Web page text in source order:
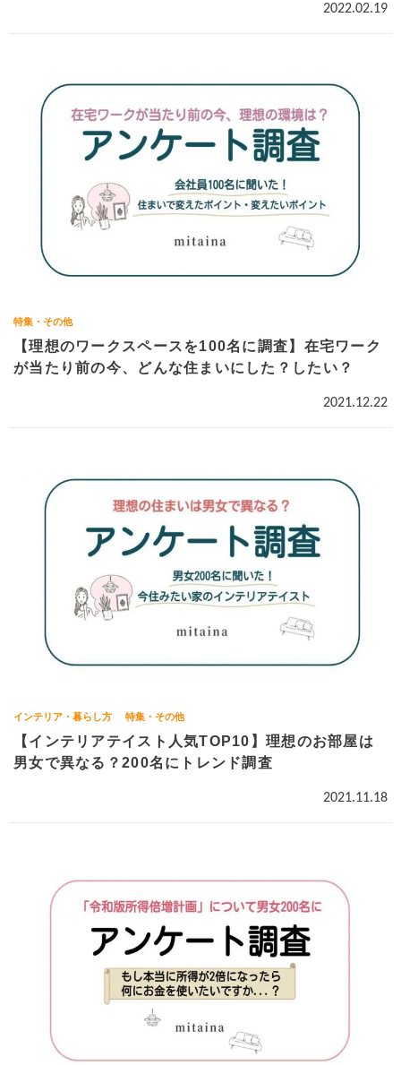
2022.02.19
特集・その他
【理想のワークスペースを100名に調査】在宅ワーク
が当たり前の今、どんな住まいにした？したい？
2021.12.22
インテリア・暮らし方 特集・その他
【インテリアテイスト人気TOP10】理想のお部屋は
男女で異なる？200名にトレンド調査
2021.11.18